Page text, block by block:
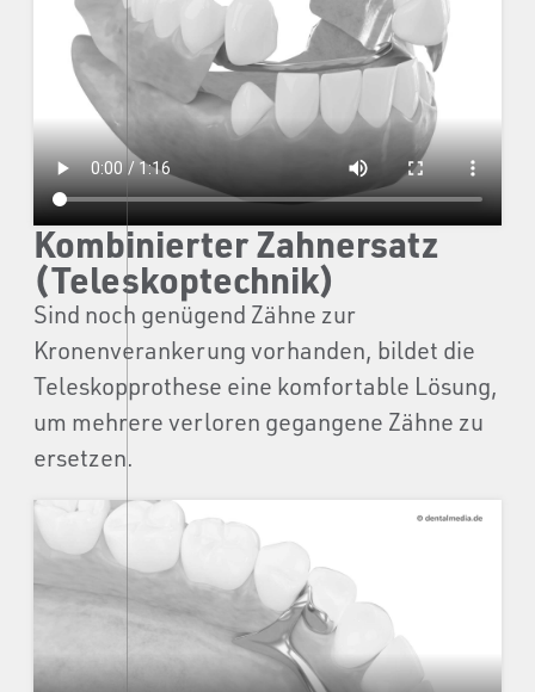
Kombinierter Zahnersatz
(Teleskoptechnik)
Sind noch genügend Zähne zur
Kronenverankerung vorhanden, bildet die
Teleskopprothese eine komfortable Lösung,
um mehrere verloren gegangene Zähne zu
ersetzen.